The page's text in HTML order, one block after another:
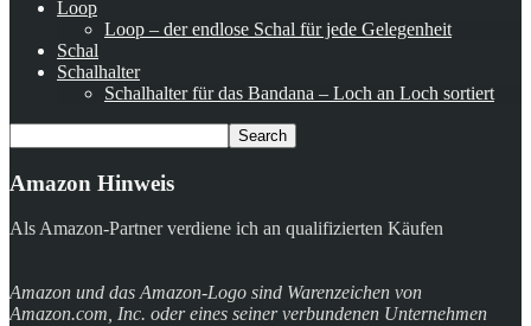
Loop
Loop – der endlose Schal für jede Gelegenheit
Schal
Schalhalter
Schalhalter für das Bandana – Loch an Loch sortiert
Amazon Hinweis
Als Amazon-Partner verdiene ich an qualifizierten Käufen
Amazon und das Amazon-Logo sind Warenzeichen von
Amazon.com, Inc. oder eines seiner verbundenen Unternehmen